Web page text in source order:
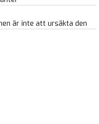
är inte att ursäkta den